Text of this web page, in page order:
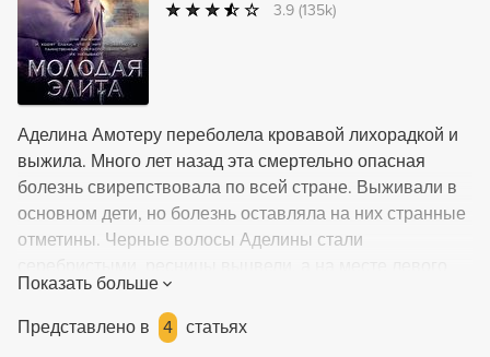
3.9 (135k)
Аделина Амотеру переболела кровавой лихорадкой и
выжила. Много лет назад эта смертельно опасная
болезнь свирепствовала по всей стране. Выживали в
основном дети, но болезнь оставляла на них странные
отметины. Черные волосы Аделины стали
глаза остался безобразный шрам. Ее жестокий отец
уверен, что она «меченая», уродица, которая запятнала
доброе имя семьи и отвратила удачу. Однако кровавая
Показать больше
Представлено в
4 статьях